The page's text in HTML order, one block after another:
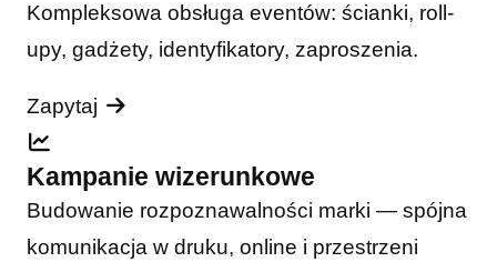
Kompleksowa obsługa eventów: ścianki, roll-
upy, gadżety, identyfikatory, zaproszenia.
Zapytaj
Kampanie wizerunkowe
Budowanie rozpoznawalności marki — spójna
komunikacja w druku, online i przestrzeni